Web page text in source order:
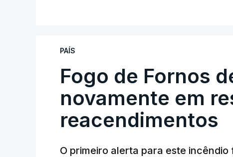
criança.
ERRO100
PAÍS
Fogo de Fornos
novamente em
reacendimentos
O primeiro alerta para este